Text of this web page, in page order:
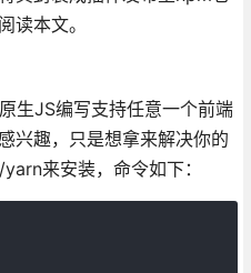
读本文。
生JS编写支持任意一个前端
兴趣，只是想拿来解决你的
来安装，命令如下：